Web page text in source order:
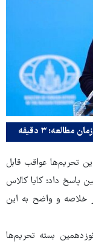
زمان مطالعه: ۳ دقیقه
تحریم‌ها عواقب قابل
پاسخ داد: کایا کالاس
خلاصه و واضح به این
بسته تحریم‌ها